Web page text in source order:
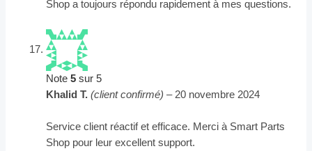
Shop a toujours répondu rapidement à mes questions.
Note5 sur 5
Khalid T.(client confirmé) – 20 novembre 2024
Service client réactif et efficace. Merci à Smart Parts
Shop pour leur excellent support.